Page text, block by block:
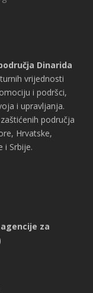
Dinarida
vrijednosti
i podršci,
i upravljanja.
područja
Hrvatske,
i Srbije.
za